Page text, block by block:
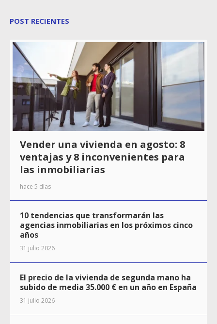
POST RECIENTES
Vender una vivienda en agosto: 8
ventajas y 8 inconvenientes para
las inmobiliarias
hace 5 días
10 tendencias que transformarán las
agencias inmobiliarias en los próximos cinco
años
31 julio 2026
El precio de la vivienda de segunda mano ha
subido de media 35.000 € en un año en España
31 julio 2026